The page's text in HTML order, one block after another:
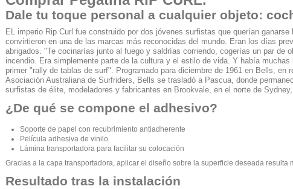
Dale tu toque personal a cualquier objeto:
EL imperio Rip Curl fue construido por dos jóvenes surfistas que querían
convirtieron en una de las marcas más reconocidas del mundo. Eran los días
abrigados. "Te cocinarías junto al fuego y saldrías corriendo, cogerías un par de
incendio. Era simplemente parte de la cultura y el estilo de vida. Y había
primer "rally de tablas de surf". Programado para diciembre de 1961 en Bells,
Asociación Australiana de Surfriders, Bells se trasladó a Pascua, donde
surfistas de élite, modeladores y fabricantes en Brookvale, en el norte de
¿De qué se compone el adhesivo?
Soporte de papel con recubrimiento antiadherente
Película adhesiva de vinilo
Lámina transportadora para facilitar su colocación
Gracias a la capa transportadora, aplicar el diseño sobre la superficie deseada resulta
Resultado tras la instalación